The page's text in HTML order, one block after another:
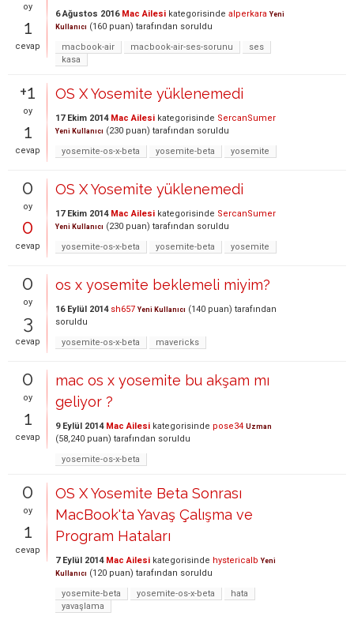
oy
1
cevap
6 Ağustos 2016 Mac Ailesi kategorisinde alperkara Yeni
Kullanıcı (160 puan) tarafından soruldu
macbook-air
macbook-air-ses-sorunu
ses
kasa
+1
oy
1
cevap
OS X Yosemite yüklenemedi
17 Ekim 2014 Mac Ailesi kategorisinde SercanSumer
Yeni Kullanıcı (230 puan) tarafından soruldu
yosemite-os-x-beta
yosemite-beta yosemite
0
oy
0
cevap
OS X Yosemite yüklenemedi
17 Ekim 2014 Mac Ailesi kategorisinde SercanSumer
Yeni Kullanıcı (230 puan) tarafından soruldu
yosemite-os-x-beta
yosemite-beta yosemite
0
oy
3
cevap
os x yosemite beklemeli miyim?
16 Eylül 2014 sh657 Yeni Kullanıcı (140 puan) tarafından
soruldu
yosemite-os-x-beta
mavericks
0
oy
1
cevap
mac os x yosemite bu akşam mı
geliyor ?
9 Eylül 2014 Mac Ailesi kategorisinde pose34 Uzman
(58,240 puan) tarafından soruldu
yosemite-os-x-beta
0
oy
1
cevap
OS X Yosemite Beta Sonrası
MacBook'ta Yavaş Çalışma ve
Program Hataları
7 Eylül 2014 Mac Ailesi kategorisinde hystericalb Yeni
Kullanıcı (120 puan) tarafından soruldu
yosemite-beta
yosemite-os-x-beta
hata
yavaşlama